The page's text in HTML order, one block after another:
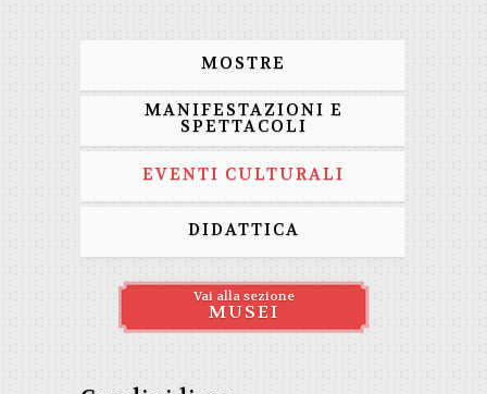
MOSTRE
MANIFESTAZIONI E
SPETTACOLI
EVENTI CULTURALI
DIDATTICA
Vai alla sezione
MUSEI